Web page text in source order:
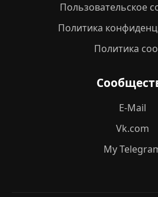
Пользовательское
Политика
Политика
E-Mail
Vk.com
My